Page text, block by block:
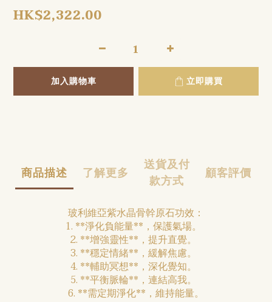
HK$2,322.00
加入購物車 立即購買
商品描述 了解更多
送貨及付
款方式
顧客評價
玻利維亞紫水晶骨幹原石功效：
1. **淨化負能量**，保護氣場。
2. **增強靈性**，提升直覺。
3. **穩定情緒**，緩解焦慮。
4. **輔助冥想**，深化覺知。
5. **平衡脈輪**，連結高我。
6. **需定期淨化**，維持能量。